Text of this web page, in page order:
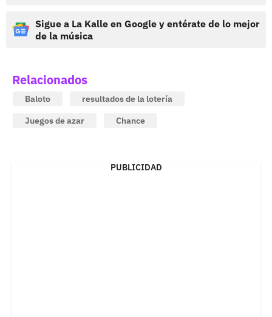
Sigue a La Kalle en Google y entérate de lo mejor
de la música
Relacionados
Baloto
resultados de la lotería
Juegos de azar
Chance
PUBLICIDAD